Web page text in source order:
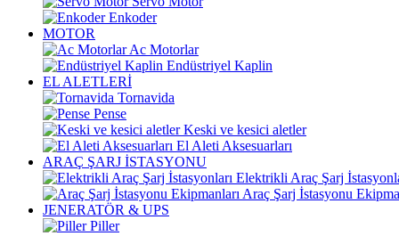
Enkoder
MOTOR
Ac Motorlar
Endüstriyel Kaplin
EL ALETLERİ
Tornavida
Pense
Keski ve kesici aletler
El Aleti Aksesuarları
ARAÇ ŞARJ İSTASYONU
Elektrikli Araç Şarj
Araç Şarj İstasyonu
JENERATÖR & UPS
Piller